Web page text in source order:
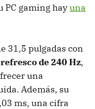
PC gaming hayuna
31,5 pulgadas con
de 240 Hz,
una
Además, su
ms, una cifra